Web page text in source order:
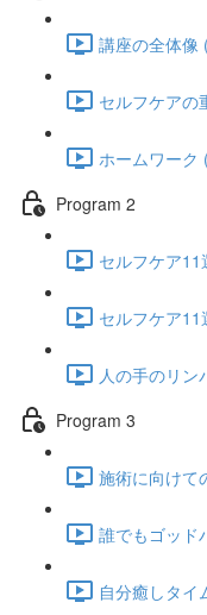
講座の全体像
セルフケアの
ホームワーク
Program 2
セルフケア
セルフケア
人の手のリ
Program 3
施術に向けて
誰でもゴッド
自分癒しタイ